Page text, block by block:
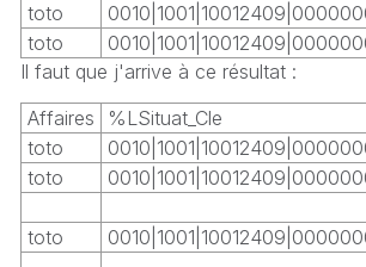
toto
toto
Il faut que j'arrive à ce résultat :
Affaires
%LSituat_Cle
toto
toto
toto